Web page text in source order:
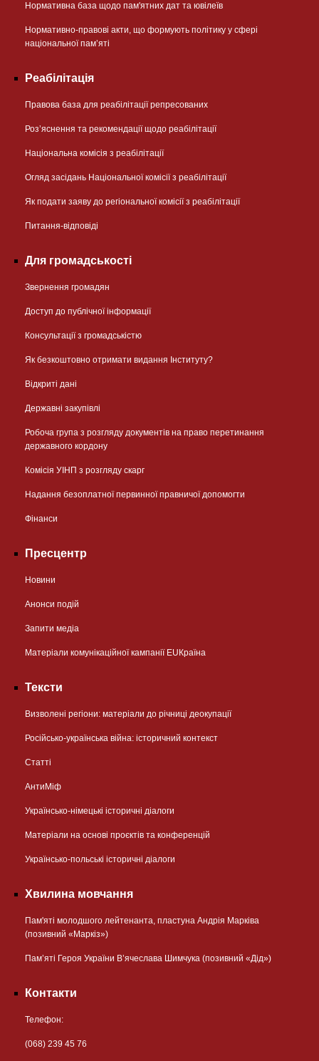
Нормативна база щодо пам'ятних дат та ювілеїв
Нормативно-правові акти, що формують політику у сфері
національної памʼяті
Реабілітація
Правова база для реабілітації репресованих
Розʼяснення та рекомендації щодо реабілітації
Національна комісія з реабілітації
Огляд засідань Національної комісії з реабілітації
Як подати заяву до регіональної комісії з реабілітації
Питання-відповіді
Для громадськості
Звернення громадян
Доступ до публічної інформації
Консультації з громадськістю
Як безкоштовно отримати видання Інституту?
Відкриті дані
Державні закупівлі
Робоча група з розгляду документів на право перетинання
державного кордону
Комісія УІНП з розгляду скарг
Надання безоплатної первинної правничої допомогти
Фінанси
Пресцентр
Новини
Анонси подій
Запити медіа
Матеріали комунікаційної кампанії EUКраїна
Тексти
Визволені регіони: матеріали до річниці деокупації
Російсько-українська війна: історичний контекст
Статті
АнтиМіф
Українсько-німецькі історичні діалоги
Матеріали на основі проєктів та конференцій
Українсько-польські історичні діалоги
Хвилина мовчання
Пам'яті молодшого лейтенанта, пластуна Андрія Марківа
(позивний «Маркіз»)
Пам’яті Героя України В’ячеслава Шимчука (позивний «Дід»)
Контакти
Телефон:
(068) 239 45 76